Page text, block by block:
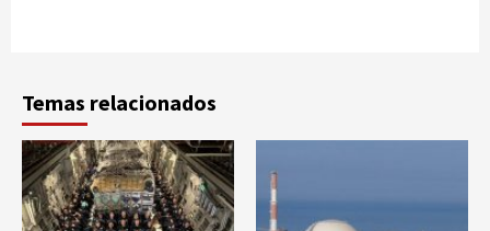
Temas relacionados